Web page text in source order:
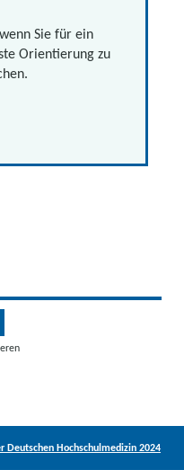
Sie für ein
Orientierung zu
Deutschen Hochschulmedizin 2024